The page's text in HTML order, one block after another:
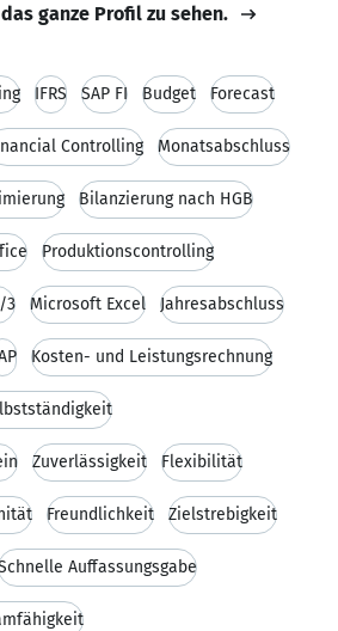
ganze Profil zu sehen.
IFRS SAP FI Budget Forecast
Controlling Monatsabschluss
Bilanzierung nach HGB
Produktionscontrolling
3 Microsoft Excel Jahresabschluss
Kosten- und Leistungsrechnung
Zuverlässigkeit Flexibilität
Freundlichkeit Zielstrebigkeit
Auffassungsgabe